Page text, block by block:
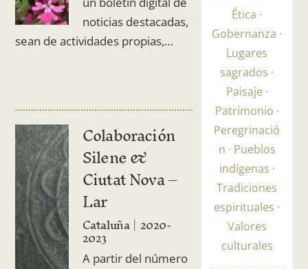
noticias destacadas,
sean de actividades propias,…
Colaboración
Silene &
Ciutat Nova –
Lar
Cataluña 2020-
2023
A partir del número
Ética
Gobernanza
Lugares
sagrados
Paisaje
Patrimonio
Peregrinació
n
Pueblos
indígenas
Tradiciones
espirituales
Valores
culturales